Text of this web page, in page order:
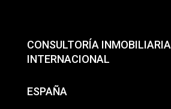
CONSULTORÍA INMOBILIARIA
INTERNACIONAL
ESPAÑA